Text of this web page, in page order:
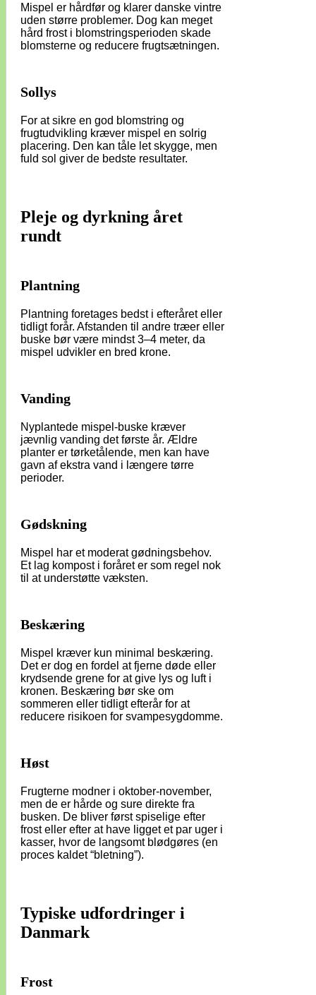
Mispel er hårdfør og klarer danske vintre
uden større problemer. Dog kan meget
hård frost i blomstringsperioden skade
blomsterne og reducere frugtsætningen.
Sollys
For at sikre en god blomstring og
frugtudvikling kræver mispel en solrig
placering. Den kan tåle let skygge, men
fuld sol giver de bedste resultater.
Pleje og dyrkning året
rundt
Plantning
Plantning foretages bedst i efteråret eller
tidligt forår. Afstanden til andre træer eller
buske bør være mindst 3–4 meter, da
mispel udvikler en bred krone.
Vanding
Nyplantede mispel-buske kræver
jævnlig vanding det første år. Ældre
planter er tørketålende, men kan have
gavn af ekstra vand i længere tørre
perioder.
Gødskning
Mispel har et moderat gødningsbehov.
Et lag kompost i foråret er som regel nok
til at understøtte væksten.
Beskæring
Mispel kræver kun minimal beskæring.
Det er dog en fordel at fjerne døde eller
krydsende grene for at give lys og luft i
kronen. Beskæring bør ske om
sommeren eller tidligt efterår for at
reducere risikoen for svampesygdomme.
Høst
Frugterne modner i oktober-november,
men de er hårde og sure direkte fra
busken. De bliver først spiselige efter
frost eller efter at have ligget et par uger i
kasser, hvor de langsomt blødgøres (en
proces kaldet “bletning”).
Typiske udfordringer i
Danmark
Frost